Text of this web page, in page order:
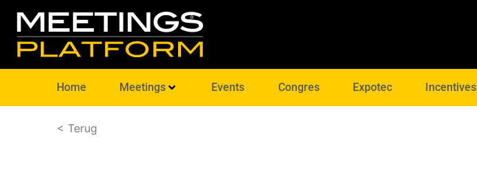
Home Meetings Events Congres Expotec Incentives
< Terug